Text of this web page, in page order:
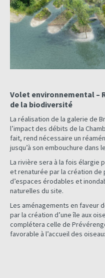
Volet environnemental –
de la biodiversité
La réalisation de la galerie de
l’impact des débits de la
fait, rend nécessaire un
jusqu’à son embouchure dans
La rivière sera à la fois élargie
et renaturée par la création
d’espaces érodables et
naturelles du site.
Les aménagements en faveur
par la création d’une île aux
complétera celle de
favorable à l’accueil des